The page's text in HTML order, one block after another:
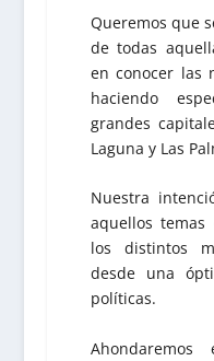
Queremos que
de todas
en conocer las
haciendo
grandes
Laguna y Las
Nuestra
aquellos
los distintos
desde una
políticas.